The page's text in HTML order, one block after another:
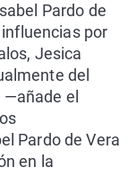
Pardo de
por
Jesica
del
el
Pardo de Vera
en la